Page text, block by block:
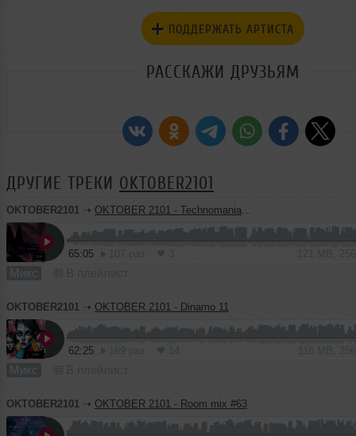
ПОДДЕРЖАТЬ АРТИСТА
РАССКАЖИ ДРУЗЬЯМ
ДРУГИЕ ТРЕКИ OKTOBER2101
OKTOBER2101 ➝ OKTOBER 2101 - Technomania 058
65:05
Микс
OKTOBER2101 ➝ OKTOBER 2101 - Dinamo 11
62:25
Микс
OKTOBER2101 ➝ OKTOBER 2101 - Room mix #63